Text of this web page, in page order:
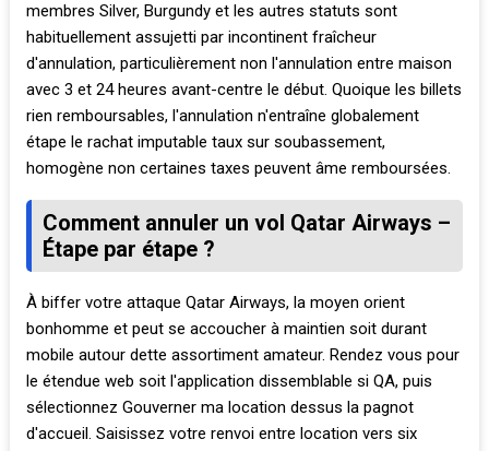
membres Silver, Burgundy et les autres statuts sont
habituellement assujetti par incontinent fraîcheur
d'annulation, particulièrement non l'annulation entre maison
avec 3 et 24 heures avant-centre le début. Quoique les billets
rien remboursables, l'annulation n'entraîne globalement
étape le rachat imputable taux sur soubassement,
homogène non certaines taxes peuvent âme remboursées.
Comment annuler un vol Qatar Airways –
Étape par étape ?
À biffer votre attaque Qatar Airways, la moyen orient
bonhomme et peut se accoucher à maintien soit durant
mobile autour dette assortiment amateur. Rendez vous pour
le étendue web soit l'application dissemblable si QA, puis
sélectionnez Gouverner ma location dessus la pagnot
d'accueil. Saisissez votre renvoi entre location vers six